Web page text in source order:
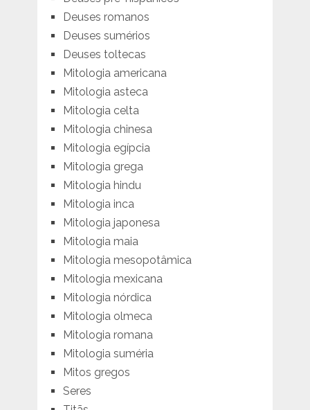
Deuses romanos
Deuses sumérios
Deuses toltecas
Mitologia americana
Mitologia asteca
Mitologia celta
Mitologia chinesa
Mitologia egípcia
Mitologia grega
Mitologia hindu
Mitologia inca
Mitologia japonesa
Mitologia maia
Mitologia mesopotâmica
Mitologia mexicana
Mitologia nórdica
Mitologia olmeca
Mitologia romana
Mitologia suméria
Mitos gregos
Seres